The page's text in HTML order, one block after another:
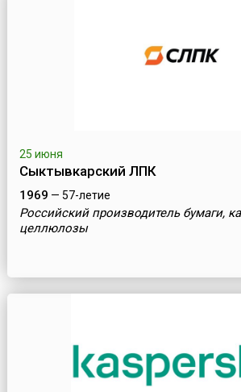
25 июня
Сыктывкарский ЛПК
1969 — 57-летие
Российский производитель бумаги,
целлюлозы